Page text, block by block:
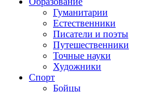
Гуманитарии
Естественники
Писатели и поэты
Путешественники
Точные науки
Художники
Спорт
Бойцы